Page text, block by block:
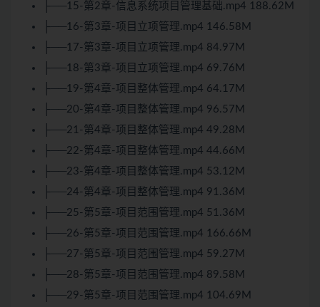
├──15-第2章-信息系统项目管理基础.mp4 188.62M
├──16-第3章-项目立项管理.mp4 146.58M
├──17-第3章-项目立项管理.mp4 84.97M
├──18-第3章-项目立项管理.mp4 69.76M
├──19-第4章-项目整体管理.mp4 64.17M
├──20-第4章-项目整体管理.mp4 96.57M
├──21-第4章-项目整体管理.mp4 49.28M
├──22-第4章-项目整体管理.mp4 44.66M
├──23-第4章-项目整体管理.mp4 53.12M
├──24-第4章-项目整体管理.mp4 91.36M
├──25-第5章-项目范围管理.mp4 51.36M
├──26-第5章-项目范围管理.mp4 166.66M
├──27-第5章-项目范围管理.mp4 59.27M
├──28-第5章-项目范围管理.mp4 89.58M
├──29-第5章-项目范围管理.mp4 104.69M